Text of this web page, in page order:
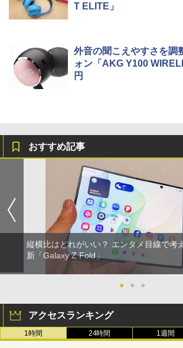
T ELITE」
外音の聞こえやすさを調
ォン「AKG Y100
円
おすすめ記事
縦横比はどれがいい？ エンタメ目線で考
新「Galaxy Z Fold」
● ● ●
アクセスランキング
1時間 24時間 1週間